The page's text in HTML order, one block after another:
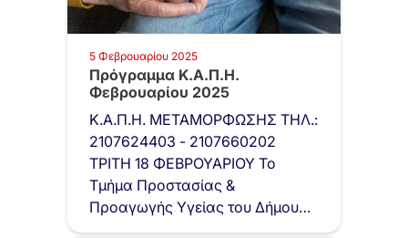
5 Φεβρουαρίου 2025
Πρόγραμμα Κ.Α.Π.Η.
Φεβρουαρίου 2025
Κ.Α.Π.Η. ΜΕΤΑΜΟΡΦΩΣΗΣ ΤΗΛ.:
2107624403 - 2107660202
ΤΡΙΤΗ 18 ΦΕΒΡΟΥΑΡΙΟΥ Το
Τμήμα Προστασίας &
Προαγωγής Υγείας του Δήμου…